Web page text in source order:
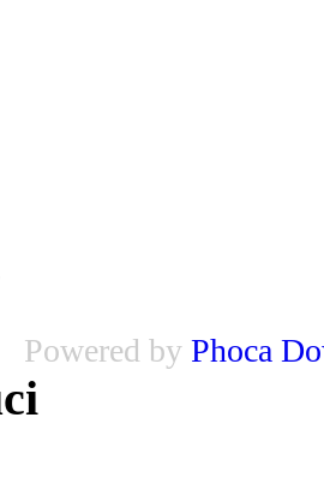
Powered by Phoca